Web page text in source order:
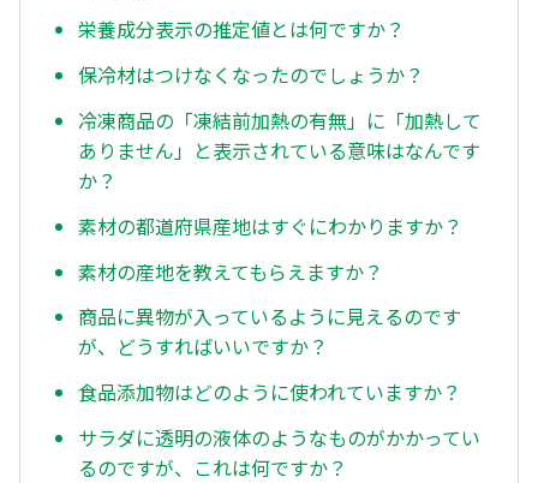
栄養成分表示の推定値とは何ですか？
保冷材はつけなくなったのでしょうか？
冷凍商品の「凍結前加熱の有無」に「加熱して
ありません」と表示されている意味はなんです
か？
素材の都道府県産地はすぐにわかりますか？
素材の産地を教えてもらえますか？
商品に異物が入っているように見えるのです
が、どうすればいいですか？
食品添加物はどのように使われていますか？
サラダに透明の液体のようなものがかかってい
るのですが、これは何ですか？